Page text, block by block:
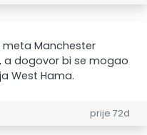
meta Manchester
a dogovor bi se mogao
West Hama.
prije 72d